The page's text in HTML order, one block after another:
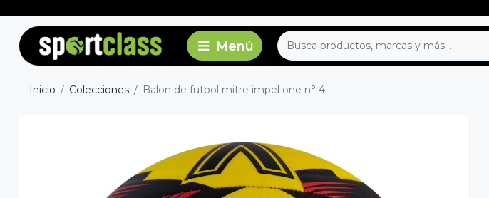
Inicio Colecciones Balon de futbol mitre impel one n° 4